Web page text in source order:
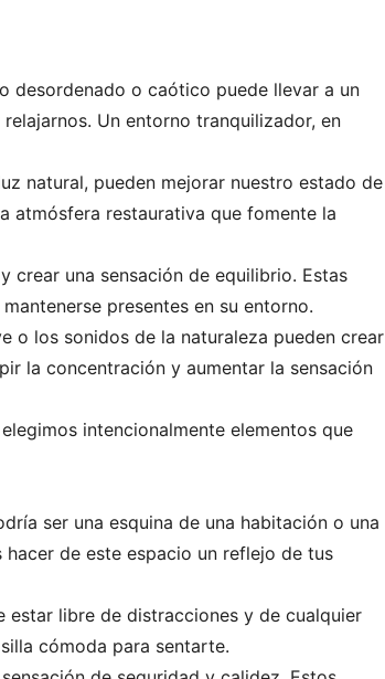
desordenado o caótico puede llevar a un
Un entorno tranquilizador, en
natural, pueden mejorar nuestro estado de
atmósfera restaurativa que fomente la
crear una sensación de equilibrio. Estas
presentes en su entorno.
o los sonidos de la naturaleza pueden crear
la concentración y aumentar la sensación
intencionalmente elementos que
ser una esquina de una habitación o una
de este espacio un reflejo de tus
estar libre de distracciones y de cualquier
cómoda para sentarte.